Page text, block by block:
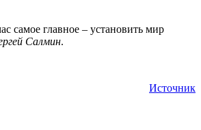
самое главное – установить мир
Салмин.
Источник